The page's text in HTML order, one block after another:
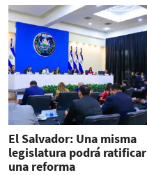
El Salvador: Una misma
legislatura podrá ratificar
una reforma